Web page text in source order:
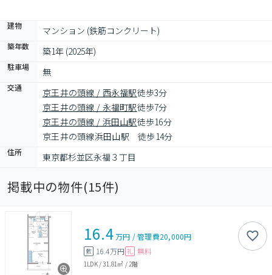
建物 マンション (鉄筋コンクリート)
築年数 築1年 (2025年)
駐車場 無
交通 京王井の頭線 / 西永福駅徒歩3分
京王井の頭線 / 永福町駅徒歩7分
京王井の頭線 / 浜田山駅徒歩16分
京王井の頭線浜田山駅　徒歩14分
住所 東京都杉並区永福３丁目
掲載中の物件(15件)
16.4万円 /管理費20,000円
敷 16.4万円 礼 無料
1LDK/31.81㎡ / 2階